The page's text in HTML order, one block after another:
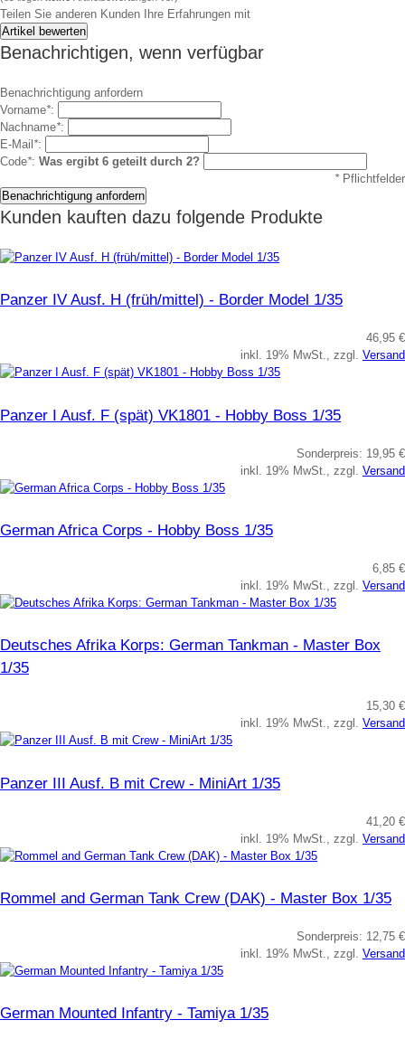
Teilen Sie anderen Kunden Ihre Erfahrungen mit
Benachrichtigen, wenn verfügbar
Benachrichtigung anfordern
Vorname*:
Nachname*:
E-Mail *:
Code*: Was ergibt 6 geteilt durch 2?
*Pflichtfelder
Kunden kauften dazu folgende Produkte
Panzer IV Ausf. H (früh/mittel) - Border Model 1/35
46,95 €
inkl. 19% MwSt., zzgl. Versand
Panzer I Ausf. F (spät) VK1801 - Hobby Boss 1/35
Sonderpreis: 19,95 €
inkl. 19% MwSt., zzgl. Versand
German Africa Corps - Hobby Boss 1/35
6,85 €
inkl. 19% MwSt., zzgl. Versand
Deutsches Afrika Korps: German Tankman - Master Box
1/35
15,30 €
inkl. 19% MwSt., zzgl. Versand
Panzer III Ausf. B mit Crew - MiniArt 1/35
41,20 €
inkl. 19% MwSt., zzgl. Versand
Rommel and German Tank Crew (DAK) - Master Box 1/35
Sonderpreis: 12,75 €
inkl. 19% MwSt., zzgl. Versand
German Mounted Infantry - Tamiya 1/35